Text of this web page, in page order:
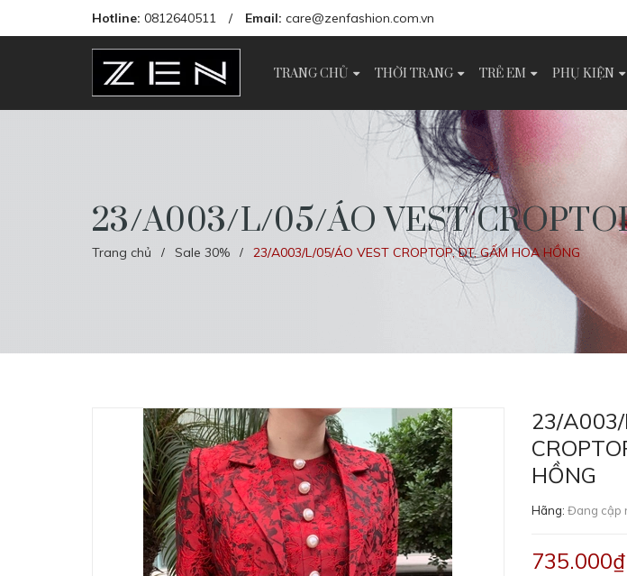
Hotline: 0812640511 / Email: care@zenfashion.com.vn
TRANG CHỦ THỜI TRANG TRẺ EM PHỤ KIỆN
23/A003/L/05/ÁO VEST
Trang chủ / Sale 30% / 23/A003/L/05/ÁO VEST CROPTOP, DT, GẤM HOA HỒNG
23/
HỒNG
Hãng: Đang cập
735.000₫